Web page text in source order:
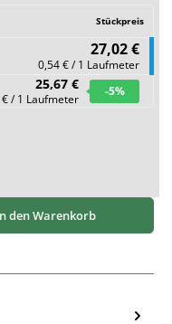
Stückpreis
27,02 €
0,54 € / 1 Laufmeter
25,67 €
/ 1 Laufmeter
-5%
oder benutze die Schaltflächen
den Warenkorb